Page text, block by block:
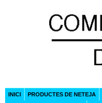
INICI PRODUCTES DE NETEJA